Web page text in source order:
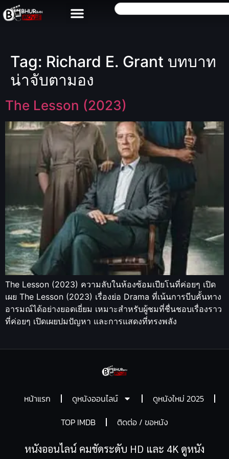
Tag: Richard E. Grant บทบาท
น่าจับตามอง
The Lesson (2023)
The Lesson (2023) ความลับในห้องซ้อมเปียโนที่ค่อยๆ เปิด
เผย The Lesson (2023) เรื่องย่อ Drama ที่เน้นการบีบคั้นทาง
อารมณ์ได้อย่างยอดเยี่ยม เหมาะสำหรับผู้ชมที่ชื่นชอบเรื่องราว
ที่ค่อยๆ เปิดเผยปมปัญหา และการแสดงที่ทรงพลัง
หน้าแรก ดูหนังออนไลน์
ดูหนังใหม่ 2025
TOP IMDB
ติดต่อ / ขอหนัง
หนังออนไลน์ คมชัดระดับ HD และ 4K ดูหนัง